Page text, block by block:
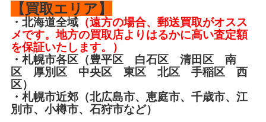
【買取エリア】
・北海道全域 （遠方の場合、郵送買取がオスス
メです。地方の買取店よりはるかに高い査定額
を保証いたします。）
・札幌市各区（豊平区 白石区 清田区 南
区 厚別区 中央区 東区 北区 手稲区 西
区）
・札幌市近郊（北広島市、恵庭市、千歳市、江
別市、小樽市、石狩市など）